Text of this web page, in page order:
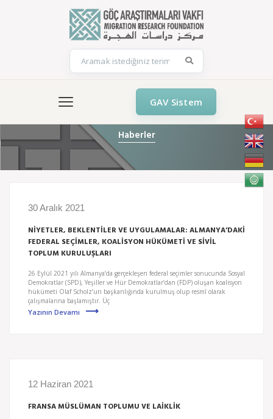
GAV Sistem
Haberler
30 Aralık 2021
NİYETLER, BEKLENTİLER VE UYGULAMALAR: ALMANYA’DAKİ
FEDERAL SEÇİMLER, KOALİSYON HÜKÜMETİ VE SİVİL
TOPLUM KURULUŞLARI
26 Eylül 2021 yılı Almanya’da gerçekleşen federal seçimler sonucunda Sosyal
Demokratlar (SPD), Yeşiller ve Hür Demokratlar’dan (FDP) oluşan koalisyon
hükümeti Olaf Scholz’un başkanlığında kurulmuş olup resmî olarak
çalışmalarına başlamıştır. Üç
Yazının Devamı
12 Haziran 2021
FRANSA MÜSLÜMAN TOPLUMU VE LAİKLİK